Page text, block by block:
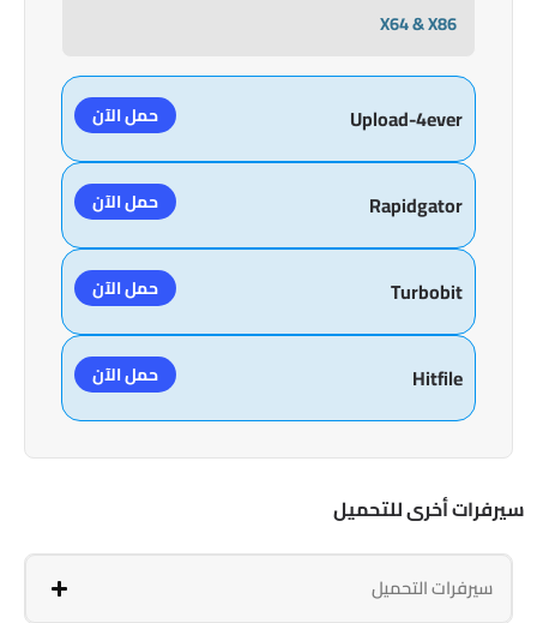
X64 & X86
Upload-4ever حمل الآن
Rapidgator حمل الآن
Turbobit حمل الآن
Hitfile حمل الآن
سيرفرات أخرى للتحميل
سيرفرات التحميل